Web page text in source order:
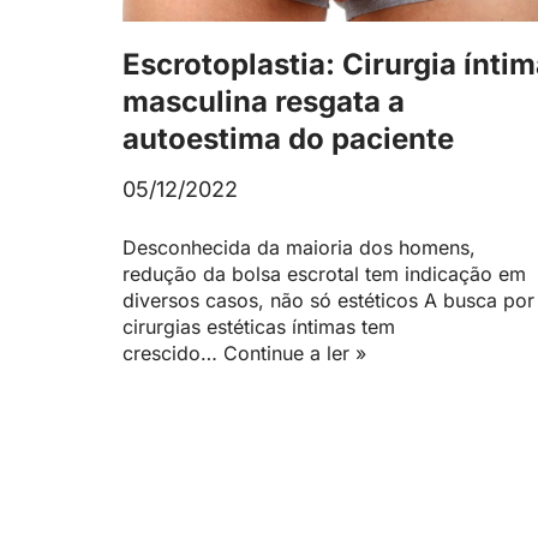
Escrotoplastia: Cirurgia
masculina resgata a
autoestima do paciente
05/12/2022
Desconhecida da maioria dos homens,
redução da bolsa escrotal tem indicação em
diversos casos, não só estéticos A busca por
cirurgias estéticas íntimas tem
crescido… Continue a ler »